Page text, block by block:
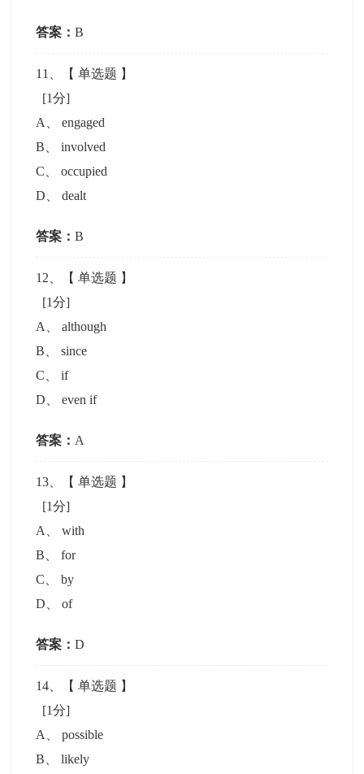
答案：B
11 、【单选题 】
[1分]
A
、engaged
B 、involved
C 、occupied
D 、dealt
答案：B
12 、【单选题 】
[1分]
A
、although
B 、since
C 、if
D 、even if
答案： A
13 、【单选题 】
[1分]
A
、with
B 、for
C 、by
D 、of
答案：D
14 、【单选题 】
[1分]
A
、possible
B 、likely